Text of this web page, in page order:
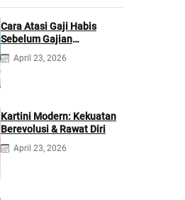
Cara Atasi Gaji Habis
Sebelum Gajian
Berikutnya
April 23, 2026
Kartini Modern: Kekuatan
Berevolusi & Rawat Diri
April 23, 2026